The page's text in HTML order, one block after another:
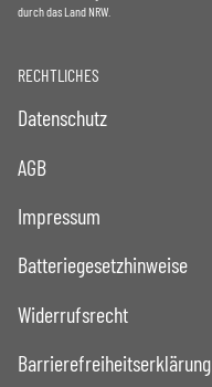
durch das Land NRW.
RECHTLICHES
Datenschutz
AGB
Impressum
Batteriegesetzhinweise
Widerrufsrecht
Barrierefreiheitserklärung